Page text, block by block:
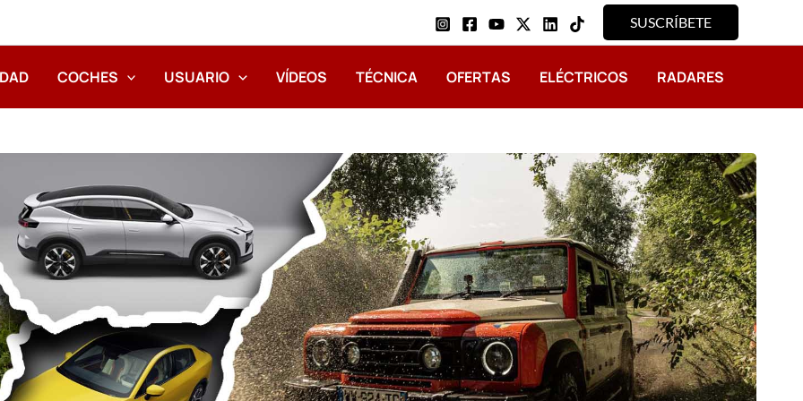
SUSCRÍBETE
COCHES USUARIO VÍDEOS TÉCNICA OFERTAS ELÉCTRICOS RADARES